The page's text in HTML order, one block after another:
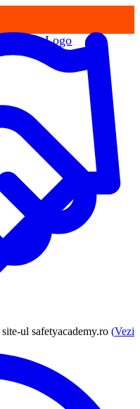
ul safetyacademy.ro (Vezi